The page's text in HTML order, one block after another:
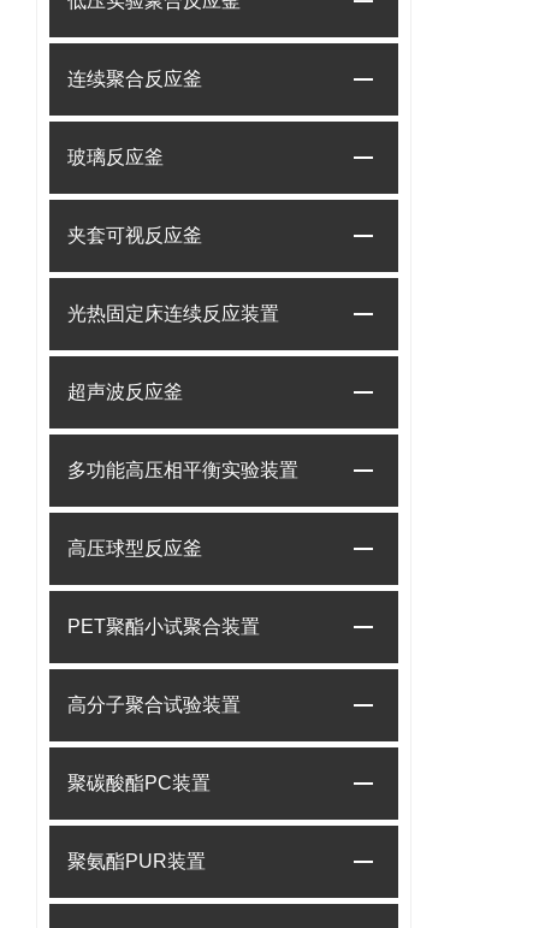
连续聚合反应釜
玻璃反应釜
夹套可视反应釜
光热固定床连续反应装置
超声波反应釜
多功能高压相平衡实验装置
高压球型反应釜
PET聚酯小试聚合装置
高分子聚合试验装置
聚碳酸酯PC装置
聚氨酯PUR装置